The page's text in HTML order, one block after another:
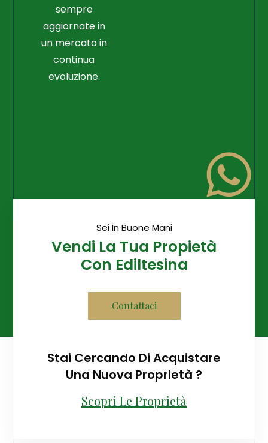
sempre
aggiornate in
un mercato in
continua
evoluzione.
Sei In Buone Mani
Vendi La Tua Propietà
Con Ediltesina
Contattaci
Stai Cercando Di Acquistare
Una Nuova Proprietà ?
Scopri Le Proprietà